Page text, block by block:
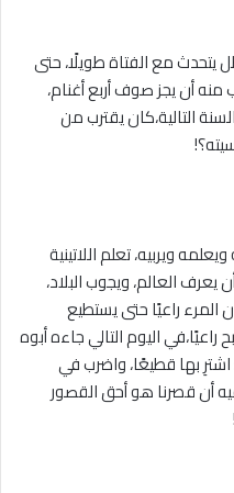
يتحدث مع الفتاة طويلًا، حتى
منه أن يجز صوف أربع أغنام،
التالية،كان يقترب من
ويربيه، تعلم اللاتينية
يعرف العالم، ويجوب البلاد،
المرء راعيًا حتى يستطيع
اليوم التالي جاءه أبوه
بها قطيعًا، واضرب في
أن قصرنا هو أحق القصور